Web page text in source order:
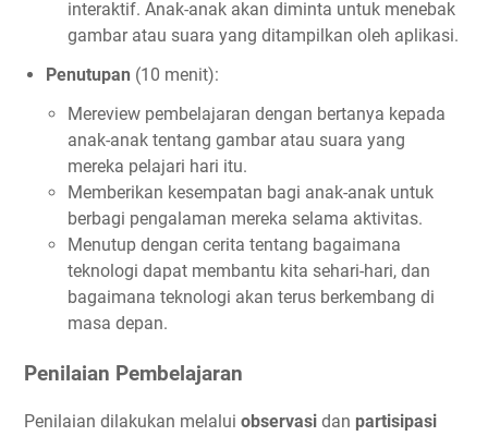
interaktif. Anak-anak akan diminta untuk menebak
gambar atau suara yang ditampilkan oleh aplikasi.
Penutupan (10 menit):
Mereview pembelajaran dengan bertanya kepada
anak-anak tentang gambar atau suara yang
mereka pelajari hari itu.
Memberikan kesempatan bagi anak-anak untuk
berbagi pengalaman mereka selama aktivitas.
Menutup dengan cerita tentang bagaimana
teknologi dapat membantu kita sehari-hari, dan
bagaimana teknologi akan terus berkembang di
masa depan.
Penilaian Pembelajaran
Penilaian dilakukan melalui observasi dan partisipasi